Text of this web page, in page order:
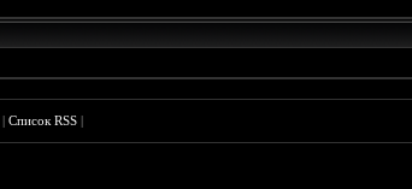
|Список RSS |